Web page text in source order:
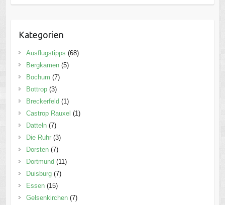
Kategorien
Ausflugstipps (68)
Bergkamen(5)
Bochum (7)
Bottrop(3)
Breckerfeld (1)
Castrop Rauxel (1)
Datteln(7)
Die Ruhr(3)
Dorsten(7)
Dortmund (11)
Duisburg(7)
Essen(15)
Gelsenkirchen(7)